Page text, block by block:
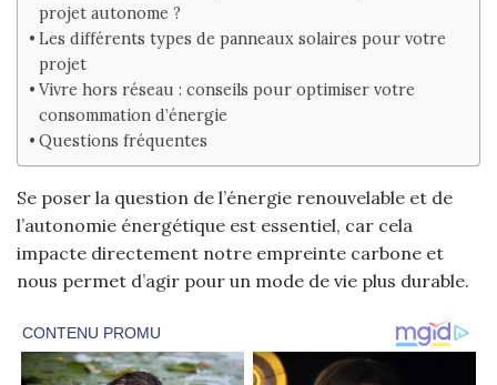
projet autonome ?
Les différents types de panneaux solaires pour votre
projet
Vivre hors réseau : conseils pour optimiser votre
consommation d’énergie
Questions fréquentes
Se poser la question de l’énergie renouvelable et de
l’autonomie énergétique est essentiel, car cela
impacte directement notre empreinte carbone et
nous permet d’agir pour un mode de vie plus durable.